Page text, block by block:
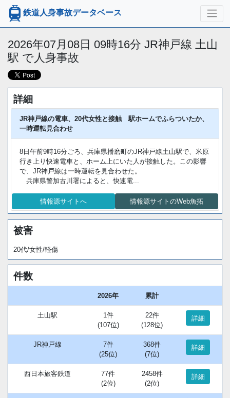
鉄道人身事故データベース
2026年07月08日 09時16分 JR神戸線 土山
駅 で人身事故
詳細
JR神戸線の電車、20代女性と接触 駅ホームでふらついたか、
一時運転見合わせ
8日午前9時16分ごろ、兵庫県播磨町のJR神戸線土山駅で、米原
行き上り快速電車と、ホーム上にいた人が接触した。この影響
で、JR神戸線は一時運転を見合わせた。
兵庫県警加古川署によると、快速電...
情報源サイトへ 情報源サイトのWeb魚拓
被害
20代/女性/軽傷
件数
2026年 累計
土山駅
1件
(107位)
22件
(128位)
詳細
JR神戸線
7件
(25位)
368件
(7位)
詳細
西日本旅客鉄道
77件
(2位)
2458件
(2位)
詳細